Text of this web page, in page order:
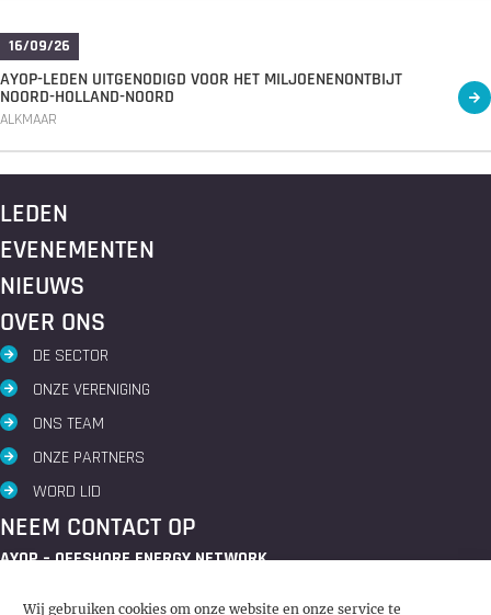
Wij gebruiken cookies om onze website en onze service te
16/09/26
AYOP-LEDEN UITGENODIGD VOOR HET MILJOENENONTBIJT
NOORD-HOLLAND-NOORD
ALKMAAR
LEDEN
EVENEMENTEN
NIEUWS
OVER ONS
DE SECTOR
ONZE VERENIGING
ONS TEAM
ONZE PARTNERS
WORD LID
NEEM CONTACT OP
AYOP – OFFSHORE ENERGY NETWORK
HET HAVENGEBOUW